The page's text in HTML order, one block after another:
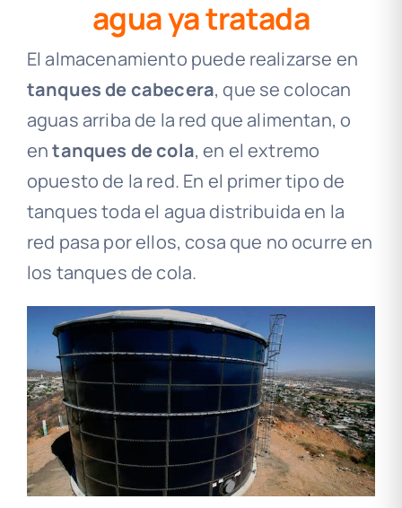
agua ya tratada
El almacenamiento puede realizarse en
tanques de cabecera, que se colocan
aguas arriba de la red que alimentan, o
entanques de cola, en el extremo
opuesto de la red. En el primer tipo de
tanques toda el agua distribuida en la
red pasa por ellos, cosa que no ocurre en
los tanques de cola.